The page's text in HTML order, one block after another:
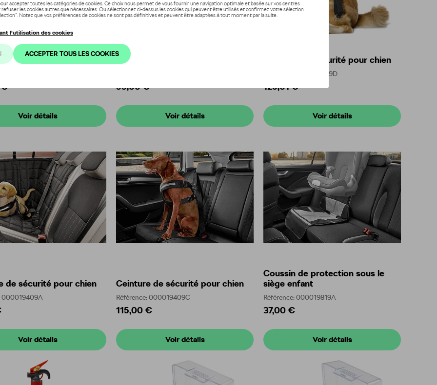
siège enfant FLEX
€
Voir détails
Ceinture de sécurité pour chien
99,00 €
Voir détails
Ceinture de sécurité pour chien
Référence: 000019409D
125,01 €
Voir détails
de sécurité pour chien
000019409A
Voir détails
Ceinture de sécurité pour chien
Référence: 000019409C
115,00 €
Voir détails
Coussin de protection sous le
siège enfant
Référence: 000019819A
37,00 €
Voir détails